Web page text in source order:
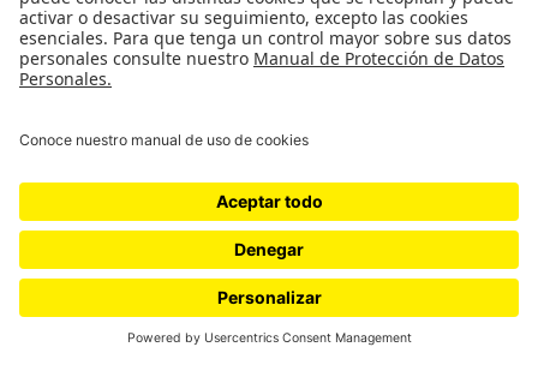
avenida,…